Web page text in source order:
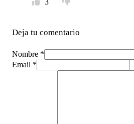
Deja tu comentario
Nombre *
Email *